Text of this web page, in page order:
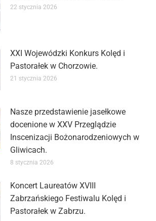
22 stycznia 2026
XXI Wojewódzki Konkurs Kolęd i
Pastorałek w Chorzowie.
21 stycznia 2026
Nasze przedstawienie jasełkowe
docenione w XXV Przeglądzie
Inscenizacji Bożonarodzeniowych w
Gliwicach.
8 stycznia 2026
Koncert Laureatów XVIII
Zabrzańskiego Festiwalu Kolęd i
Pastorałek w Zabrzu.